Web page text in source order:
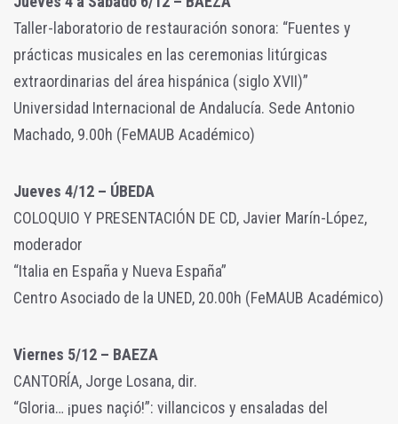
Taller-laboratorio de restauración sonora: “Fuentes y
prácticas musicales en las ceremonias litúrgicas
extraordinarias del área hispánica (siglo XVII)”
Universidad Internacional de Andalucía. Sede Antonio
Machado, 9.00h (FeMAUB Académico)
Jueves 4/12 – ÚBEDA
COLOQUIO Y PRESENTACIÓN DE CD, Javier Marín-López,
moderador
“Italia en España y Nueva España”
Centro Asociado de la UNED, 20.00h (FeMAUB Académico)
Viernes 5/12 – BAEZA
CANTORÍA, Jorge Losana, dir.
“Gloria… ¡pues naçió!”: villancicos y ensaladas del